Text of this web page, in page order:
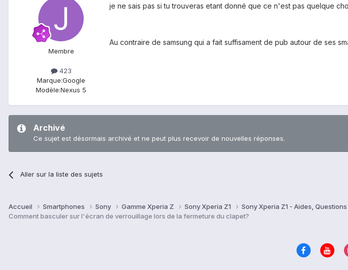
Membre
423
Marque:Google
Modèle:Nexus 5
je ne sais pas si tu trouveras etant donné que ce n'est pas quelque
Au contraire de samsung qui a fait suffisament de pub autour de ses
Archivé
Ce sujet est désormais archivé et ne peut plus recevoir de nouvelles réponses.
Aller sur la liste des sujets
Accueil Smartphones Sony Gamme Xperia Z Sony Xperia Z1
Sony Xperia Z1 - Aides,
Comment basculer sur l'écran de verrouillage lors de la fermeture du clapet?